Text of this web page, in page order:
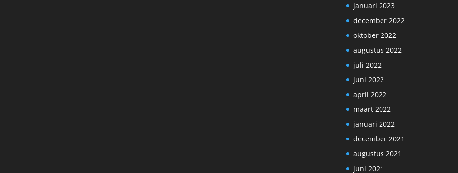
januari 2023
december 2022
oktober 2022
augustus 2022
juli 2022
juni 2022
april 2022
maart 2022
januari 2022
december 2021
augustus 2021
juni 2021